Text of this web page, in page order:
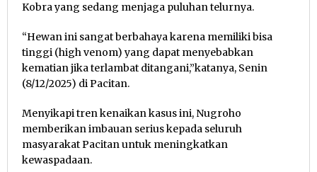
Kobra yang sedang menjaga puluhan telurnya.
“Hewan ini sangat berbahaya karena memiliki bisa
tinggi (high venom) yang dapat menyebabkan
kematian jika terlambat ditangani,”katanya, Senin
(8/12/2025) di Pacitan.
Menyikapi tren kenaikan kasus ini, Nugroho
memberikan imbauan serius kepada seluruh
masyarakat Pacitan untuk meningkatkan
kewaspadaan.